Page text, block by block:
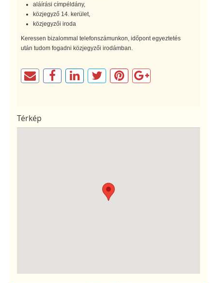
aláírási címpéldány,
közjegyző 14. kerület,
közjegyzői iroda
Keressen bizalommal telefonszámunkon, időpont egyeztetés
után tudom fogadni közjegyzői irodámban.
Térkép